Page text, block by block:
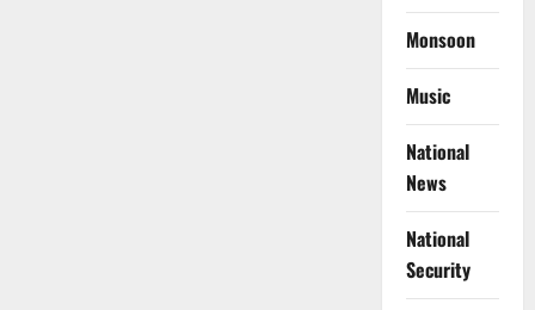
Monsoon
Music
National
News
National
Security